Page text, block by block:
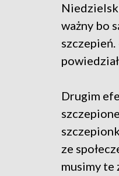
ważny bo
Drugim
ze
musimy te